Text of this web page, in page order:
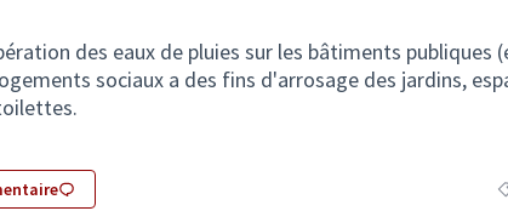
des eaux de pluies sur les bâtiments publiques
sociaux a des fins d'arrosage des jardins,